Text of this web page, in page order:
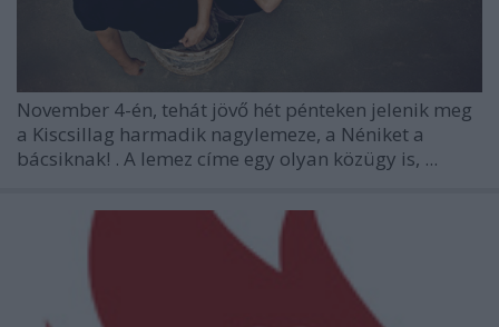
November 4-én, tehát jövő hét pénteken jelenik meg
a Kiscsillag harmadik nagylemeze, a Néniket a
bácsiknak! . A lemez címe egy olyan közügy is, ...